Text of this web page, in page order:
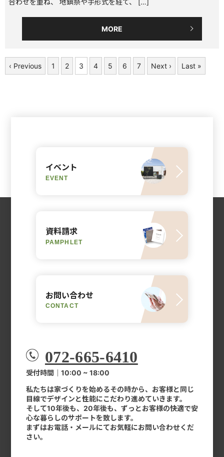
合わせを重ね、 地鎮祭や手形式を経て、 […]
MORE
‹ Previous 1 2 3 4 5 6 7 Next › Last »
イベント
EVENT
資料請求
PAMPHLET
お問い合わせ
CONTACT
072-665-6410
受付時間｜10:00 ~ 18:00
私たちは家づくりを始めるその時から、お客様と同じ
目線でデザインと性能にこだわり進めていきます。
そして10年後も、20年後も、ずっとお客様の快適で安
心な暮らしのサポートを致します。
まずはお電話・メールにてお気軽にお問い合わせくだ
さい。